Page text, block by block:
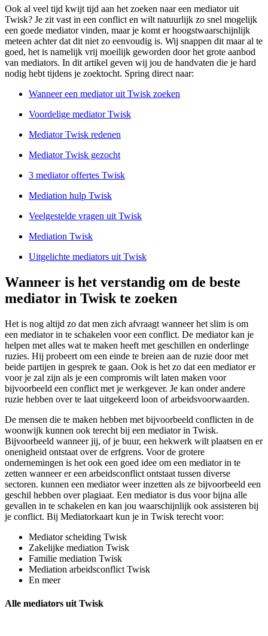
Ook al veel tijd kwijt tijd aan het zoeken naar een mediator uit
Twisk? Je zit vast in een conflict en wilt natuurlijk zo snel mogelijk
een goede mediator vinden, maar je komt er hoogstwaarschijnlijk
meteen achter dat dit niet zo eenvoudig is. Wij snappen dit maar al te
goed, het is namelijk vrij moeilijk geworden door het grote aanbod
van mediators. In dit artikel geven wij jou de handvaten die je hard
nodig hebt tijdens je zoektocht. Spring direct naar:
Wanneer een mediator uit Twisk zoeken
Voordelige mediator Twisk
Mediator Twisk redenen
Mediator Twisk gezocht
3 mediator offertes Twisk
Mediation hulp Twisk
Veelgestelde vragen uit Twisk
Mediation Twisk
Uitgelichte mediators uit Twisk
Wanneer is het verstandig om de beste
mediator in Twisk te zoeken
Het is nog altijd zo dat men zich afvraagt wanneer het slim is om
een mediator in te schakelen voor een conflict. De mediator kan je
helpen met alles wat te maken heeft met geschillen en onderlinge
ruzies. Hij probeert om een einde te breien aan de ruzie door met
beide partijen in gesprek te gaan. Ook is het zo dat een mediator er
voor je zal zijn als je een compromis wilt laten maken voor
bijvoorbeeld een conflict met je werkgever. Je kan onder andere
ruzie hebben over te laat uitgekeerd loon of arbeidsvoorwaarden.
De mensen die te maken hebben met bijvoorbeeld conflicten in de
woonwijk kunnen ook terecht bij een mediator in Twisk.
Bijvoorbeeld wanneer jij, of je buur, een hekwerk wilt plaatsen en er
onenigheid ontstaat over de erfgrens. Voor de grotere
ondernemingen is het ook een goed idee om een mediator in te
zetten wanneer er een arbeidsconflict ontstaat tussen diverse
sectoren. kunnen een mediator weer inzetten als ze bijvoorbeeld een
geschil hebben over plagiaat. Een mediator is dus voor bijna alle
gevallen in te schakelen en kan jou waarschijnlijk ook assisteren bij
je conflict. Bij Mediatorkaart kun je in Twisk terecht voor:
Mediator scheiding Twisk
Zakelijke mediation Twisk
Familie mediation Twisk
Mediation arbeidsconflict Twisk
En meer
Alle mediators uit Twisk